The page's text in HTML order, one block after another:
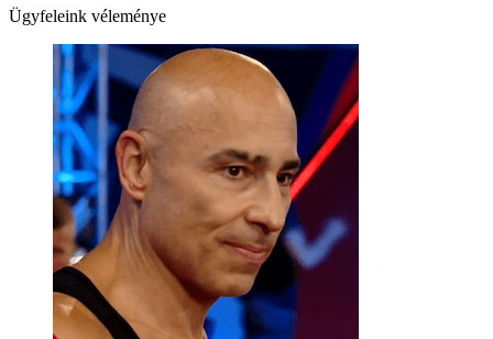
Ügyfeleink véleménye